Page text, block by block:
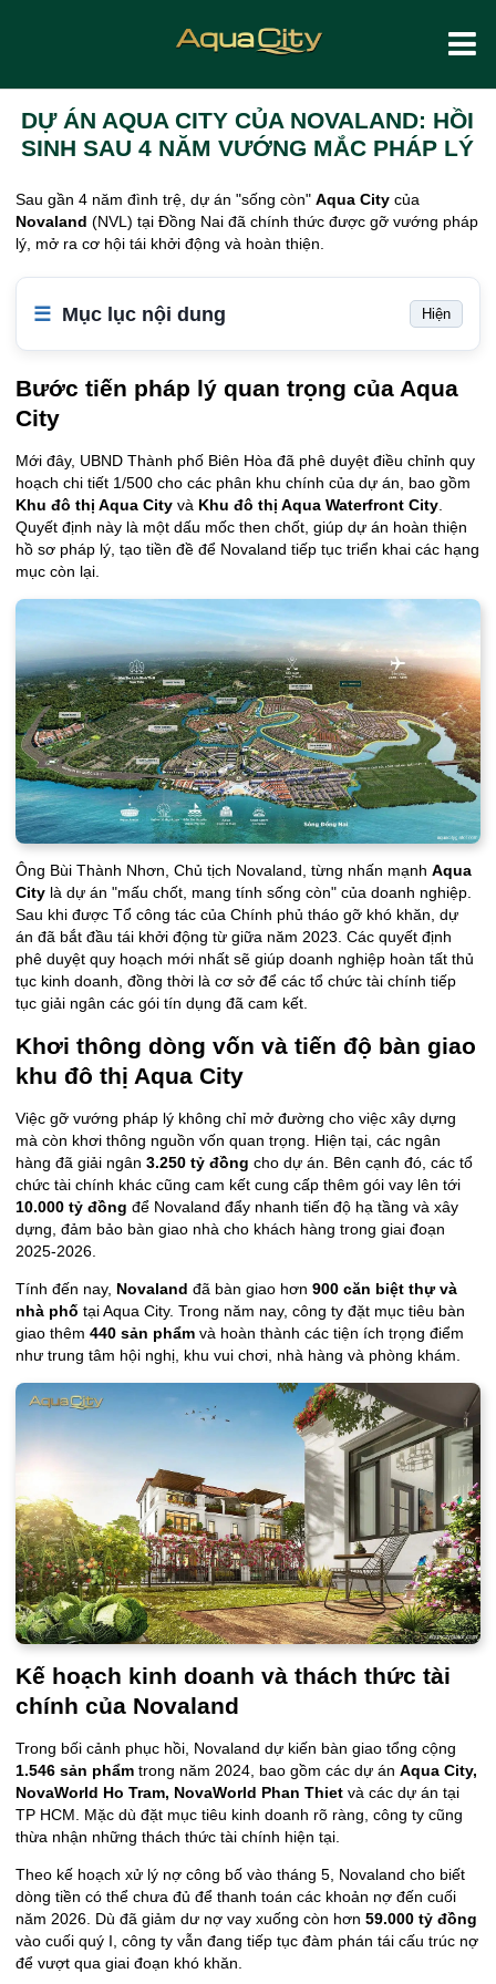
DỰ ÁN AQUA CITY CỦA NOVALAND: HỒI
SINH SAU 4 NĂM VƯỚNG MẮC PHÁP LÝ
Sau gần 4 năm đình trệ, dự án "sống còn"Aqua City của
Novaland (NVL) tại Đồng Nai đã chính thức được gỡ vướng pháp
lý, mở ra cơ hội tái khởi động và hoàn thiện.
Mục lục nội dung Hiện
Bước tiến pháp lý quan trọng của Aqua
City
Mới đây, UBND Thành phố Biên Hòa đã phê duyệt điều chỉnh quy
hoạch chi tiết 1/500 cho các phân khu chính của dự án, bao gồm
Khu đô thị Aqua City và Khu đô thị Aqua Waterfront City
Quyết định này là một dấu mốc then chốt, giúp dự án hoàn thiện
hồ sơ pháp lý, tạo tiền đề để Novaland tiếp tục triển khai các hạng
mục còn lại.
Ông Bùi Thành Nhơn, Chủ tịch Novaland, từng nhấn mạnhAqua
City là dự án "mấu chốt, mang tính sống còn" của doanh nghiệp.
Sau khi được Tổ công tác của Chính phủ tháo gỡ khó khăn, dự
án đã bắt đầu tái khởi động từ giữa năm 2023. Các quyết định
phê duyệt quy hoạch mới nhất sẽ giúp doanh nghiệp hoàn tất thủ
tục kinh doanh, đồng thời là cơ sở để các tổ chức tài chính tiếp
tục giải ngân các gói tín dụng đã cam kết.
Khơi thông dòng vốn và tiến độ bàn giao
khu đô thị Aqua City
Việc gỡ vướng pháp lý không chỉ mở đường cho việc xây dựng
mà còn khơi thông nguồn vốn quan trọng. Hiện tại, các ngân
hàng đã giải ngân3.250 tỷ đồng cho dự án. Bên cạnh đó, các tổ
chức tài chính khác cũng cam kết cung cấp thêm gói vay lên tới
10.000 tỷ đồng để Novaland đẩy nhanh tiến độ hạ tầng và xây
dựng, đảm bảo bàn giao nhà cho khách hàng trong giai đoạn
2025-2026.
Tính đến nay, Novaland đã bàn giao hơn900 căn biệt thự và
nhà phố tại Aqua City. Trong năm nay, công ty đặt mục tiêu bàn
giao thêm440 sản phẩm và hoàn thành các tiện ích trọng điểm
như trung tâm hội nghị, khu vui chơi, nhà hàng và phòng khám.
Kế hoạch kinh doanh và thách thức tài
chính của Novaland
Trong bối cảnh phục hồi, Novaland dự kiến bàn giao tổng cộng
1.546 sản phẩm trong năm 2024, bao gồm các dự ánAqua City,
NovaWorld Ho Tram, NovaWorld Phan Thiet và các dự án tại
TP HCM. Mặc dù đặt mục tiêu kinh doanh rõ ràng, công ty cũng
thừa nhận những thách thức tài chính hiện tại.
Theo kế hoạch xử lý nợ công bố vào tháng 5, Novaland cho biết
dòng tiền có thể chưa đủ để thanh toán các khoản nợ đến cuối
năm 2026. Dù đã giảm dư nợ vay xuống còn hơn59.000 tỷ đồng
vào cuối quý I, công ty vẫn đang tiếp tục đàm phán tái cấu trúc nợ
để vượt qua giai đoạn khó khăn.